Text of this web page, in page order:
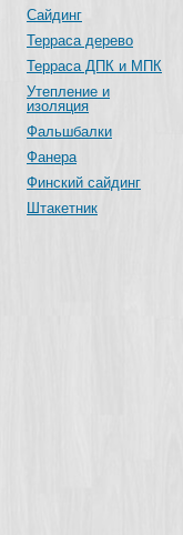
Сайдинг
Терраса дерево
Терраса ДПК и МПК
Утепление и
изоляция
Фальшбалки
Фанера
Финский сайдинг
Штакетник